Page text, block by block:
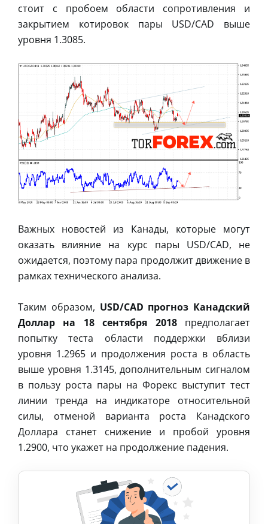
стоит с пробоем области сопротивления и
закрытием котировок пары USD/CAD выше
уровня 1.3085.
Важных новостей из Канады, которые могут
оказать влияние на курс пары USD/CAD, не
ожидается, поэтому пара продолжит движение в
рамках технического анализа.
Таким образом, USD/CAD прогноз Канадский
Доллар на 18 сентября 2018предполагает
попытку теста области поддержки вблизи
уровня 1.2965 и продолжения роста в область
выше уровня 1.3145, дополнительным сигналом
в пользу роста пары на Форекс выступит тест
линии тренда на индикаторе относительной
силы, отменой варианта роста Канадского
Доллара станет снижение и пробой уровня
1.2900, что укажет на продолжение падения.